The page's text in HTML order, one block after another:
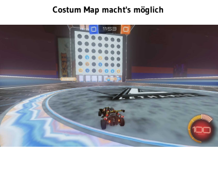
Costum Map macht's möglich